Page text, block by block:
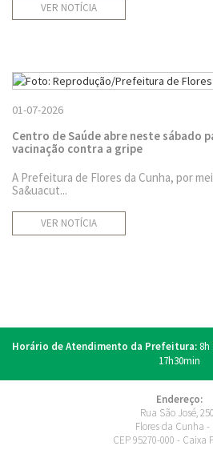
VER NOTÍCIA
01-07-2026
Centro de Saúde abre neste sábado
vacinação contra a gripe
A Prefeitura de Flores da Cunha, por
Sa&uacut...
VER NOTÍCIA
Horário de Atendimento da Prefeitura:8h
17h30min
Endereço:
Rua São José,
Flores da Cunha -
CEP 95270-000 - Caixa